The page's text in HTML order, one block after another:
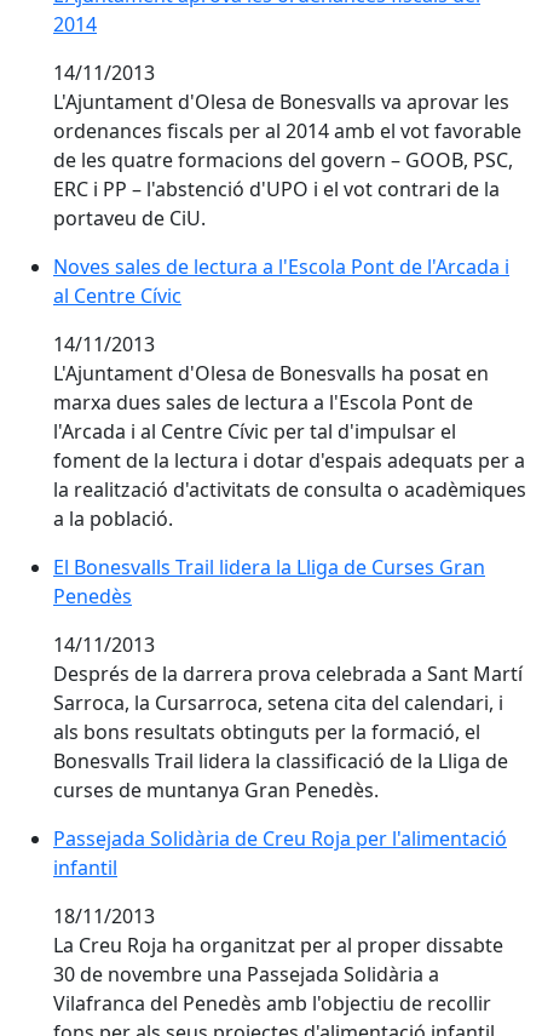
2014
14/11/2013
L'Ajuntament d'Olesa de Bonesvalls va aprovar les
ordenances fiscals per al 2014 amb el vot favorable
de les quatre formacions del govern – GOOB, PSC,
ERC i PP – l'abstenció d'UPO i el vot contrari de la
portaveu de CiU.
Noves sales de lectura a l'Escola Pont de l'Arcada i
al Centre Cívic
14/11/2013
L'Ajuntament d'Olesa de Bonesvalls ha posat en
marxa dues sales de lectura a l'Escola Pont de
l'Arcada i al Centre Cívic per tal d'impulsar el
foment de la lectura i dotar d'espais adequats per a
la realització d'activitats de consulta o acadèmiques
a la població.
El Bonesvalls Trail lidera la Lliga de Curses Gran
Penedès
14/11/2013
Després de la darrera prova celebrada a Sant Martí
Sarroca, la Cursarroca, setena cita del calendari, i
als bons resultats obtinguts per la formació, el
Bonesvalls Trail lidera la classificació de la Lliga de
curses de muntanya Gran Penedès.
Passejada Solidària de Creu Roja per l'alimentació
Passejada Solidària de Creu Roja per l'alimentació
infantil
18/11/2013
La Creu Roja ha organitzat per al proper dissabte
30 de novembre una Passejada Solidària a
Vilafranca del Penedès amb l'objectiu de recollir